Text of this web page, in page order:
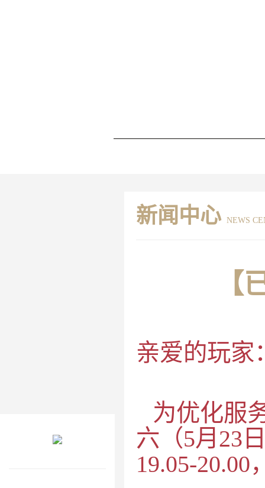
新闻中心 NEWS
【
亲爱的玩家
为优化服
六（5月23
19.05-